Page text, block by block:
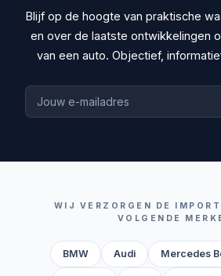
Blijf op de hoogte van praktische
en over de laatste ontwikkelingen
van een auto. Objectief,
WIJ VERZORGEN DE
VOLGENDE
BMW Audi Mercedes